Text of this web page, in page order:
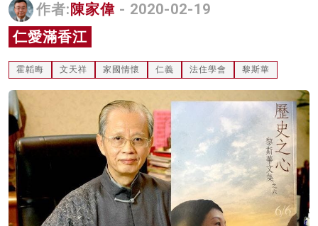
名家榜
灼見活動
關於我們
作者: 陳家偉 - 2020-02-19
仁愛滿香江
霍韜晦 文天祥 家國情懷 仁義 法住學會 黎斯華